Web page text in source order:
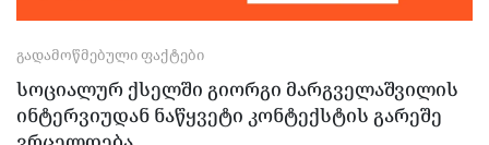
ᲒᲐᲓᲐᲛᲝᲬᲛᲔᲑᲣᲚᲘ ᲤᲐᲥᲢᲔᲑᲘ
სოციალურ ქსელში გიორგი მარგველაშვილის
ინტერვიუდან ნაწყვეტი კონტექსტის გარეშე